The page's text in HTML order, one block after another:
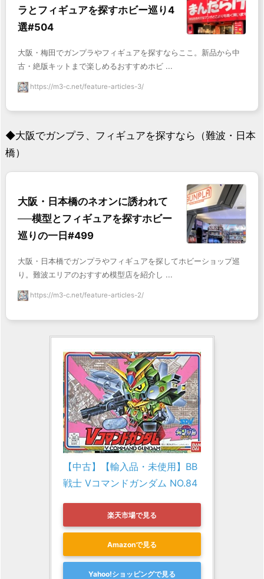
ラとフィギュアを探すホビー巡り4
選#504
大阪・梅田でガンプラやフィギュアを探すならここ。新品から中
古・絶版キットまで楽しめるおすすめホビ ...
https://m3-c.net/feature-articles-3/
◆大阪でガンプラ、フィギュアを探すなら（難波・日本
橋）
大阪・日本橋のネオンに誘われて
──模型とフィギュアを探すホビー
巡りの一日#499
大阪・日本橋でガンプラやフィギュアを探してホビーショップ巡
り。難波エリアのおすすめ模型店を紹介し ...
https://m3-c.net/feature-articles-2/
【中古】【輸入品・未使用】BB
戦士 Vコマンドガンダム NO.84
楽天市場で見る
Amazonで見る
Yahoo!ショッピングで見る